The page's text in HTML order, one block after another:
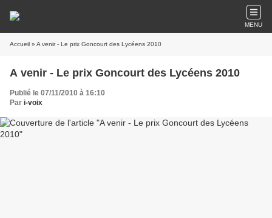
MENU
Accueil » A venir - Le prix Goncourt des Lycéens 2010
A venir - Le prix Goncourt des Lycéens 2010
Publié le 07/11/2010 à 16:10
Par i-voix